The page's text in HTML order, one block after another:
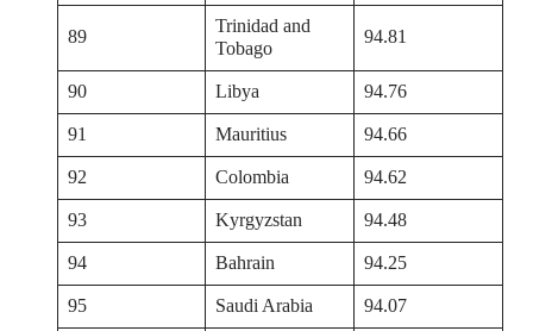
89
Trinidad and
Tobago
94.81
90 Libya
94.76
91
Mauritius
94.66
92
Colombia
94.62
93
Kyrgyzstan
94.48
94
Bahrain
94.25
95
Saudi Arabia
94.07